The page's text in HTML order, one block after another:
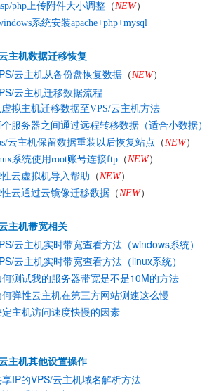
php上传附件大小调整 （NEW）
系统安装apache+php+mysql
主机数据迁移恢复
云主机从备份盘恢复数据 （NEW）
云主机迁移数据流程
虚拟主机迁移数据至VPS/云主机方法
个服务器之间通过远程转移数据（适合小数据）
云主机保留数据重装以后恢复站点 （NEW）
系统使用root账号连接ftp （NEW）
云虚拟机导入帮助 （NEW）
云通过云镜像迁移数据 （NEW）
主机带宽相关
云主机实时带宽查看方法（windows系统）
云主机实时带宽查看方法（linux系统）
测试我的服务器带宽是不是10M的方法
何弹性云主机在第三方网站测速这么慢
主机访问速度快慢的因素
主机其他设置操作
IP的VPS/云主机域名解析方法